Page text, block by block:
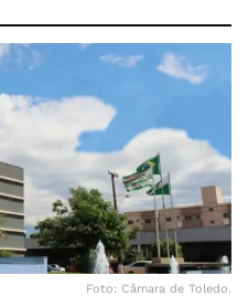
Foto: Câmara de Toledo.